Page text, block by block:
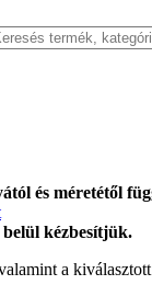
és méretétől
kézbesítjük.
a